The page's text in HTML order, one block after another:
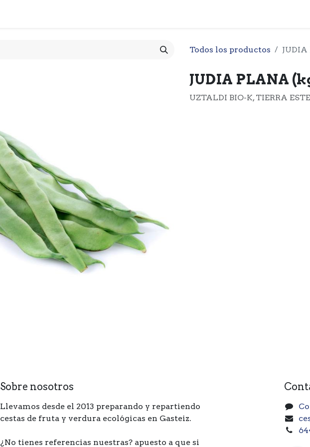
Todos los productos
JUDIA PLANA
UZTALDI BIO-K, TIERRA
Sobre nosotros
Llevamos desde el 2013 preparando y repartiendo
cestas de fruta y verdura ecológicas en Gasteiz.
¿No tienes referencias nuestras? apuesto a que si